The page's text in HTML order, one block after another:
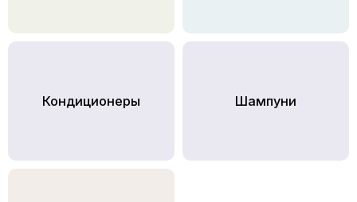
Кондициoнеры Шампуни